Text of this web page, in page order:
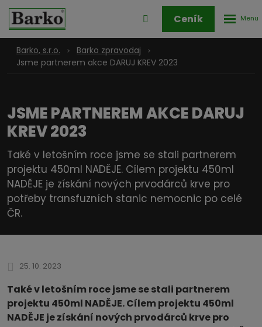
Přihlášení
zóny
Ceník
Barko, s.r.o.
Barko zpravodaj
Jsme partnerem akce DARUJ KREV 2023
JSME PARTNEREM AKCE DARUJ
KREV 2023
Také v letošním roce jsme se stali partnerem
projektu 450ml NADĚJE. Cílem projektu 450ml
NADĚJE je získání nových prvodárců krve pro
potřeby transfuzních stanic nemocnic po celé
ČR.
25. 10. 2023
Také v letošním roce jsme se stali partnerem
projektu 450ml NADĚJE. Cílem projektu 450ml
NADĚJE je získání nových prvodárců krve pro